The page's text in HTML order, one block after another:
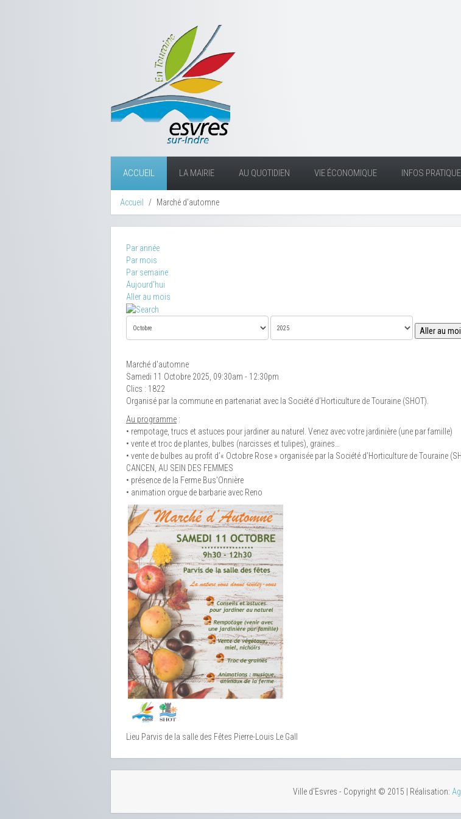
ACCUEIL LA MAIRIE AU QUOTIDIEN VIE ÉCONOMIQUE INFOS
Accueil Marché d'automne
Par année
Par mois
Par semaine
Aujourd'hui
Aller au mois
Aller au
Marché d'automne
Samedi 11 Octobre 2025, 09:30am - 12:30pm
Clics : 1822
Organisé par la commune en partenariat avec la Société d’Horticulture de Touraine (SHOT).
Au programme :
• rempotage, trucs et astuces pour jardiner au naturel. Venez avec votre jardinière (une par famille)
• vente et troc de plantes, bulbes (narcisses et tulipes), graines…
• vente de bulbes au profit d’« Octobre Rose » organisée par la Société d’Horticulture de Touraine
CANCEN, AU SEIN DES FEMMES
• présence de la Ferme Bus'Onnière
• animation orgue de barbarie avec Reno
Lieu Parvis de la salle des Fêtes Pierre-Louis Le Gall
Ville d'Esvres - Copyright © 2015 | Réalisation: